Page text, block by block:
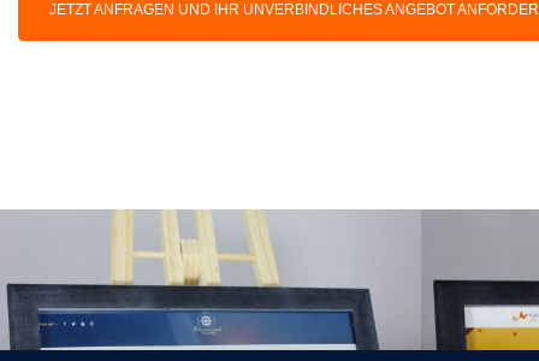
JETZT ANFRAGEN UND IHR UNVERBINDLICHES ANGEBOT